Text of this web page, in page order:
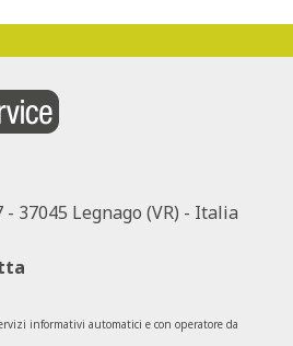
37045 Legnago (VR) - Italia
informativi automatici e con operatore da